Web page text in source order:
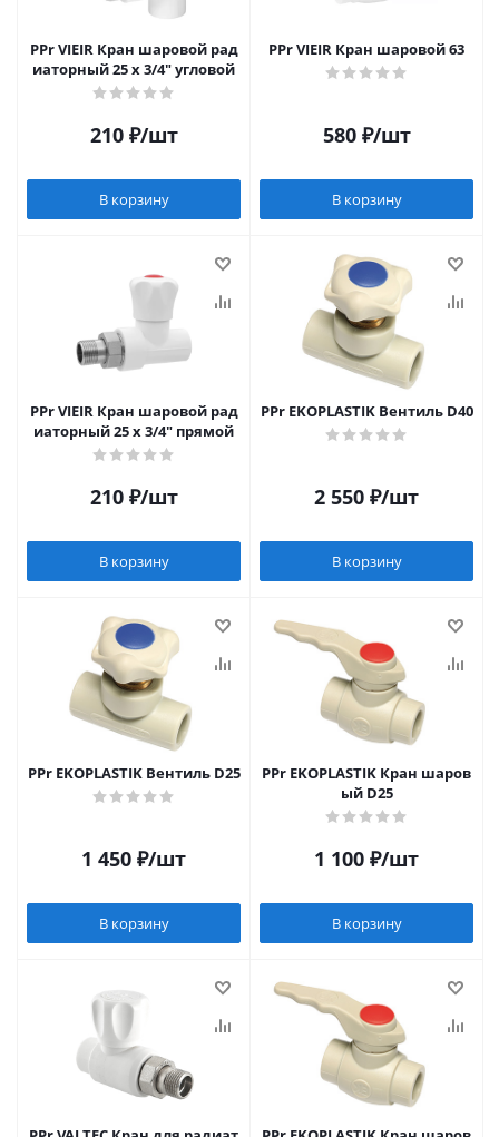
PPr VIEIR Кран шаровой рад
иаторный 25 х 3/4" угловой
210₽/шт
В корзину
PPr VIEIR Кран шаровой 63
580₽/шт
В корзину
PPr VIEIR Кран шаровой рад
иаторный 25 х 3/4" прямой
210₽/шт
В корзину
PPr EKOPLASTIK Вентиль D40
2 550 ₽/шт
В корзину
PPr EKOPLASTIK Вентиль D25
1 450 ₽/шт
В корзину
PPr EKOPLASTIK Кран шаров
ый D25
1 100 ₽/шт
В корзину